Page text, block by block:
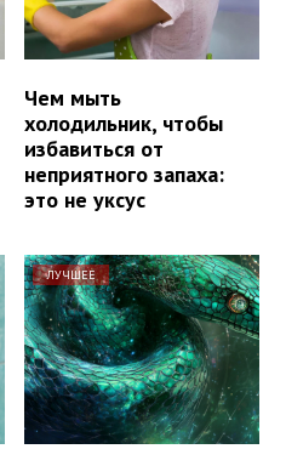
Чем мыть
холодильник, чтобы
избавиться от
неприятного запаха:
это не уксус
ЛУЧШЕЕ